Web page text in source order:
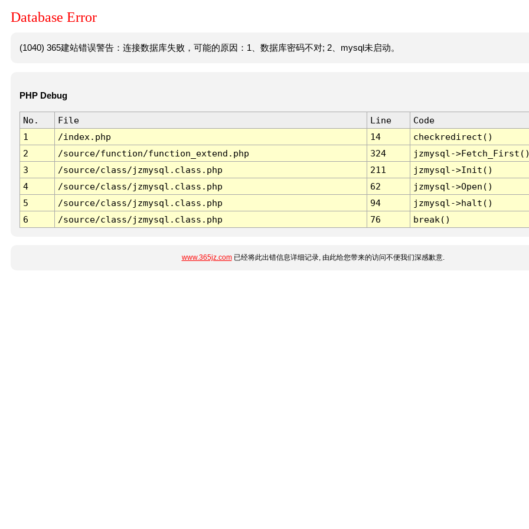
Database Error
(1040) 365建站错误警告：连接数据库失败，可能的原因：1、数据库密码不对; 2、mysql未启动。
PHP Debug
No. File Line
Code
1
/index.php 14
checkredirect()
2
/source/function/function_extend.php 324
jzmysql-
3
/source/class/jzmysql.class.php 211
jzmysql->Init()
4
/source/class/jzmysql.class.php 62
jzmysql->Open()
5
/source/class/jzmysql.class.php 94
jzmysql->halt()
6
/source/class/jzmysql.class.php 76 break()
www.365jz.com已经将此出错信息详细记录, 由此给您带来的访问不便我们深感歉意.